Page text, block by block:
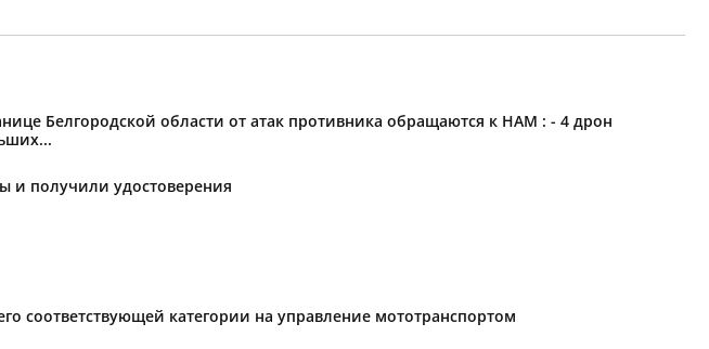
Белгородской области от атак противника обращаются к НАМ : - 4 дрон
и получили удостоверения
соответствующей категории на управление мототранспортом